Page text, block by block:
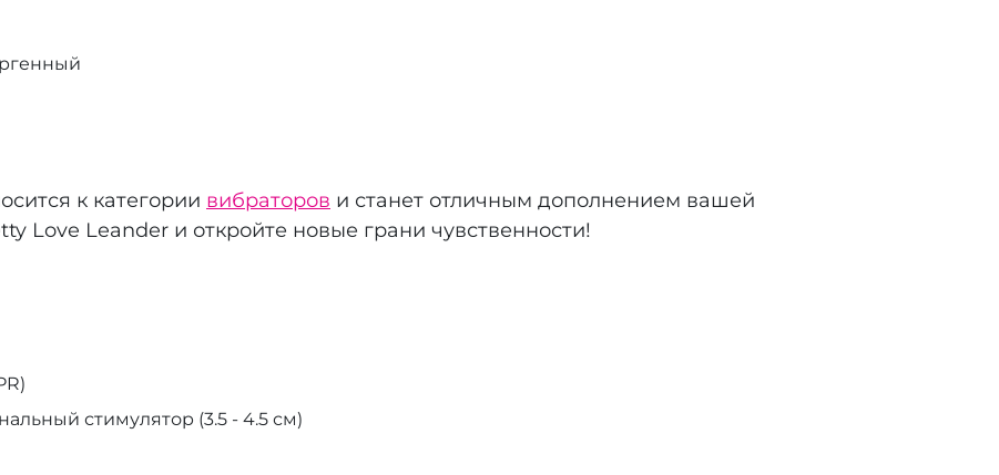
к категории вибраторов и станет отличным дополнением вашей
Love Leander и откройте новые грани чувственности!
стимулятор (3.5 - 4.5 см)